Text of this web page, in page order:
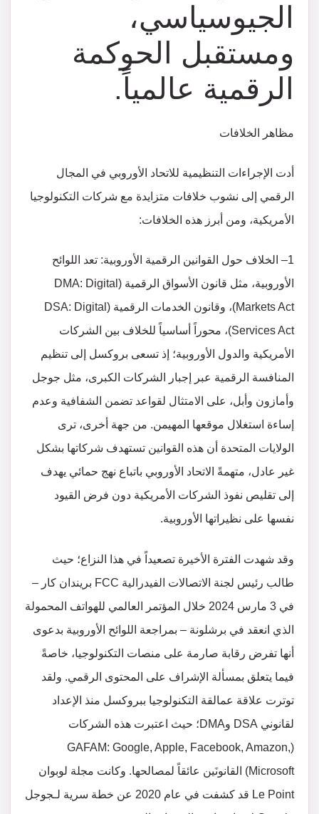
الجيوسياسي،
ومستقبل الحوكمة
الرقمية عالمياً.
مظاهر الخلافات
أدت الإجراءات التنظيمية للاتحاد الأوروبي في المجال
الرقمي إلى نشوب خلافات متزايدة مع شركات التكنولوجيا
الأمريكية، ومن أبرز هذه الخلافات:
1– الخلاف حول القوانين الرقمية الأوروبية: تعد اللوائح
الأوروبية، مثل قانون الأسواق الرقمية (DMA: Digital
Markets Act)، وقانون الخدمات الرقمية (DSA: Digital
Services Act)، محوراً أساسياً للخلاف بين الشركات
الأمريكية والدول الأوروبية؛ إذ تسعى بروكسل إلى تنظيم
المنافسة الرقمية عبر إجبار الشركات الكبرى، مثل جوجل
وأمازون وأبل، على الامتثال لقواعد تضمن الشفافية وعدم
إساءة استغلال موقعها المهيمن. من جهة أخرى، ترى
الولايات المتحدة أن هذه القوانين تستهدف شركاتها بشكل
غير عادل، متهمةً الاتحاد الأوروبي باتباع نهج حمائي يهدف
إلى تقليص نفوذ الشركات الأمريكية دون فرض القيود
نفسها على نظيراتها الأوروبية.
وقد شهدت الفترة الأخيرة تصعيداً في هذا النزاع؛ حيث
طالب رئيس لجنة الاتصالات الفيدرالية FCC بريندان كار –
في 3 مارس 2024 خلال المؤتمر العالمي للهواتف المحمولة
الذي انعقد في برشلونة – بمراجعة اللوائح الأوروبية بدعوى
أنها تفرض رقابة صارمة على منصات التكنولوجيا، خاصةً
فيما يتعلق بمسألة الإشراف على المحتوى الرقمي. ولقد
توترت علاقة عمالقة التكنولوجيا ببروكسل منذ الإعداد
لقانوني DSA وDMA؛ حيث اعتبرت هذه الشركات
(GAFAM: Google, Apple, Facebook, Amazon,
Microsoft) القانونَين عائقاً لمصالحها. وكانت مجلة لوبوان
Le Point قد كشفت في عام 2020 عن خطة سرية لـجوجل